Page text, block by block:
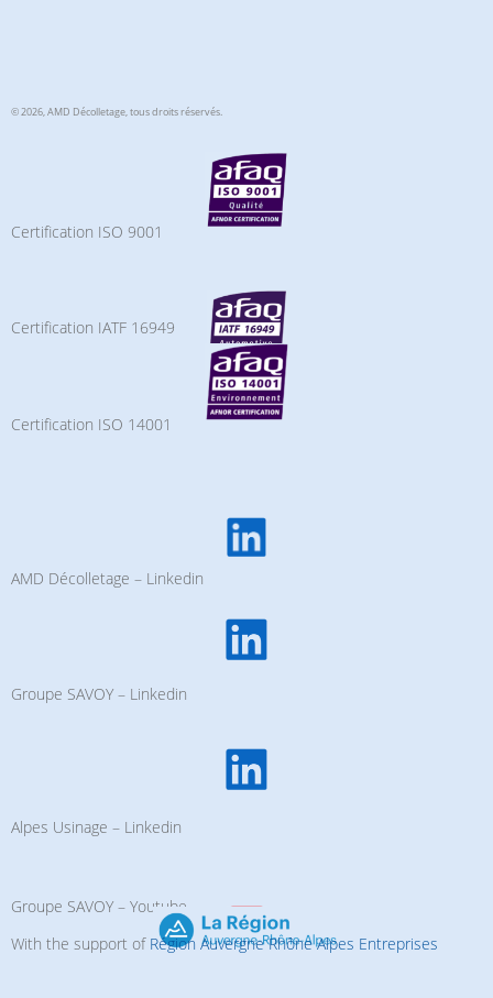
© 2026, AMD Décolletage,tous droits réservés.
Certification ISO 9001
Certification IATF 16949
Certification ISO 14001
AMD Décolletage – Linkedin
Groupe SAVOY – Linkedin
Alpes Usinage – Linkedin
Groupe SAVOY – Youtube
With the support of Région Auvergne Rhône Alpes Entreprises